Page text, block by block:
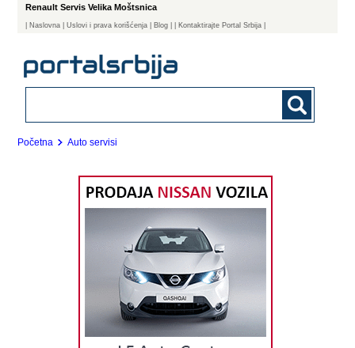
Renault Servis Velika Moštsnica
Naslovna | Uslovi i prava korišćenja Blog | Kontaktirajte Portal Srbija |
Početna Auto servisi